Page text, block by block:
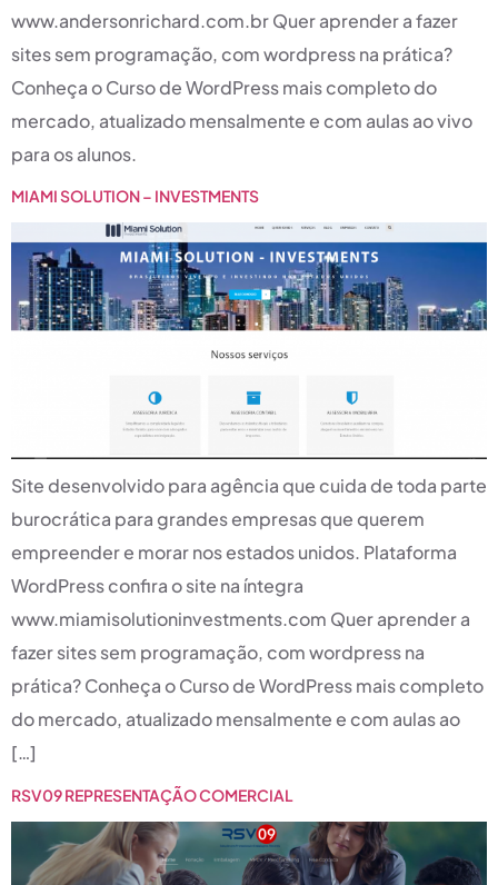
www.andersonrichard.com.br Quer aprender a fazer
sites sem programação, com wordpress na prática?
Conheça o Curso de WordPress mais completo do
mercado, atualizado mensalmente e com aulas ao vivo
para os alunos.
MIAMI SOLUTION – INVESTMENTS
Site desenvolvido para agência que cuida de toda parte
burocrática para grandes empresas que querem
empreender e morar nos estados unidos. Plataforma
WordPress confira o site na íntegra
www.miamisolutioninvestments.com Quer aprender a
fazer sites sem programação, com wordpress na
prática? Conheça o Curso de WordPress mais completo
do mercado, atualizado mensalmente e com aulas ao
[…]
RSV09 REPRESENTAÇÃO COMERCIAL